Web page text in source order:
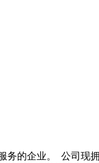
的企业。 公司现